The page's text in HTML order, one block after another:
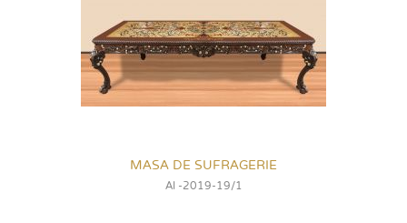
MASA DE SUFRAGERIE
Al -2019-19/1